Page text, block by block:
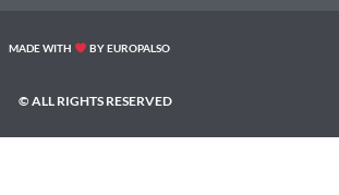
© ALL RIGHTS RESERVED
MADE WITH BY EUROPALSO